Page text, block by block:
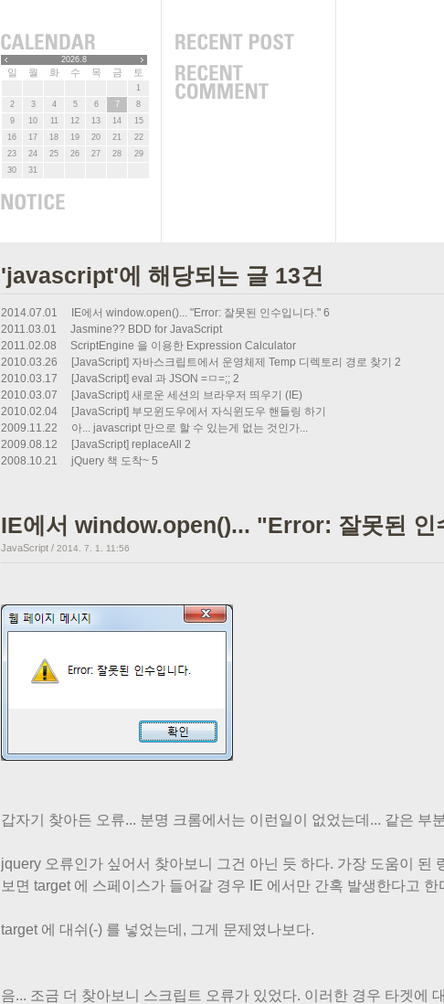
2026.8
일 월 화 수 목 금 토
1
2
3 4 5 6 7
8
9
10 11 12 13 14
15
16
17 18 19 20 21
22
23
24 25 26 27 28
29
30
31
'javascript'에 해당되는 글 13건
2014.07.01 IE에서 window.open()... "Error: 잘못된 인수입니다." 6
2011.03.01
Jasmine?? BDD for JavaScript
2011.02.08
ScriptEngine 을 이용한 Expression Calculator
2010.03.26
[JavaScript] 자바스크립트에서 운영체제 Temp 디렉토리 경로 찾기 2
2010.03.17
[JavaScript] eval 과 JSON =ㅁ=;; 2
2010.03.07
[JavaScript] 새로운 세션의 브라우저 띄우기 (IE)
2010.02.04
[JavaScript] 부모윈도우에서 자식윈도우 핸들링 하기
2009.11.22
아... javascript 만으로 할 수 있는게 없는 것인가...
2009.08.12
[JavaScript] replaceAll
2
2008.10.21
jQuery 책 도착~ 5
IE에서 window.open()... "Error: 잘못된 인
JavaScript / 2014. 7. 1. 11:56
갑자기 찾아든 오류... 분명 크롬에서는 이런일이 없었는데... 같은 부
jquery 오류인가 싶어서 찾아보니 그건 아닌 듯 하다. 가장 도움이 된
보면 target 에 스페이스가 들어갈 경우 IE 에서만 간혹 발생한다고 한
target 에 대쉬(-) 를 넣었는데, 그게 문제였나보다.
음... 조금 더 찾아보니 스크립트 오류가 있었다. 이러한 경우 타겟에